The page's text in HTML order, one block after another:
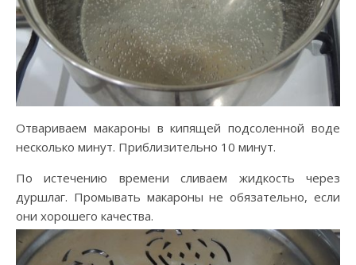
Отвариваем макароны в кипящей подсоленной воде
несколько минут. Приблизительно 10 минут.
По истечению времени сливаем жидкость через
дуршлаг. Промывать макароны не обязательно, если
они хорошего качества.